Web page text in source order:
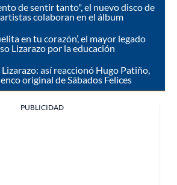
de sentir tanto", el nuevo disco de
colaboran en el álbum
en tu corazón’, el mayor legado
Lizarazo por la educación
así reaccionó Hugo Patiño,
original de Sábados Felices
PUBLICIDAD